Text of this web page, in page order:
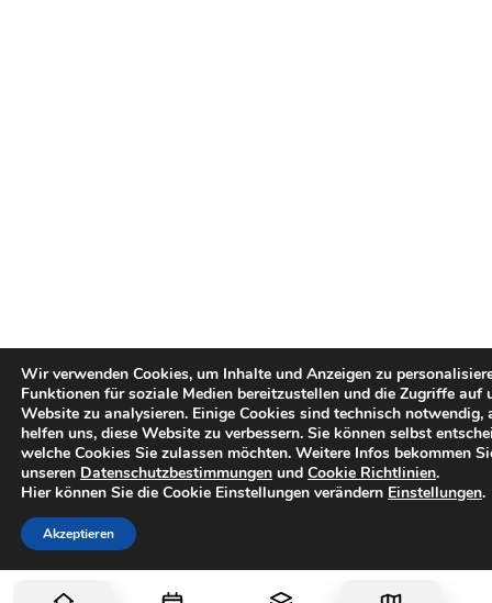
Wir verwenden Cookies, um Inhalte und Anzeigen zu
Funktionen für soziale Medien bereitzustellen und die Zugriffe auf
Website zu analysieren. Einige Cookies sind technisch notwendig,
helfen uns, diese Website zu verbessern. Sie können selbst
welche Cookies Sie zulassen möchten. Weitere Infos bekommen
unseren Datenschutzbestimmungen und Cookie Richtlinien.
Hier können Sie die Cookie Einstellungen verändern Einstellungen.
Akzeptieren